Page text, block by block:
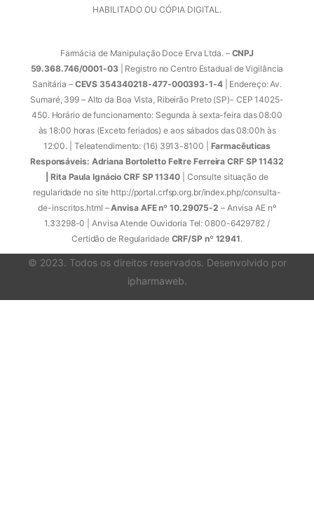
HABILITADO OU CÓPIA DIGITAL.
Farmácia de Manipulação Doce Erva Ltda. – CNPJ
59.368.746/0001-03| Registro no Centro Estadual de Vigilância
Sanitária –CEVS 354340218-477-000393-1-4| Endereço: Av.
Sumaré, 399 – Alto da Boa Vista, Ribeirão Preto (SP)- CEP 14025-
450. Horário de funcionamento: Segunda à sexta-feira das 08:00
às 18:00 horas (Exceto feriados) e aos sábados das 08:00h às
12:00. | Teleatendimento: (16) 3913-8100 | Farmacêuticas
Responsáveis: Adriana Bortoletto Feltre Ferreira CRF SP 11432
| Rita Paula Ignácio CRF SP 11340 | Consulte situação de
regularidade no site http://portal.crfsp.org.br/index.php/consulta-
de-inscritos.html –Anvisa AFE nº 10.29075-2 – Anvisa AE nº
1.33298-0 | Anvisa Atende Ouvidoria Tel: 0800-6429782 /
Certidão de Regularidade CRF/SP nº 12941.
© 2023. Todos os direitos reservados. Desenvolvido por
ipharmaweb.